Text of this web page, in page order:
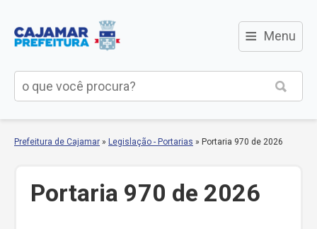
≡ Menu
Prefeitura de Cajamar » Legislação - Portarias » Portaria 970 de 2026
Portaria 970 de 2026